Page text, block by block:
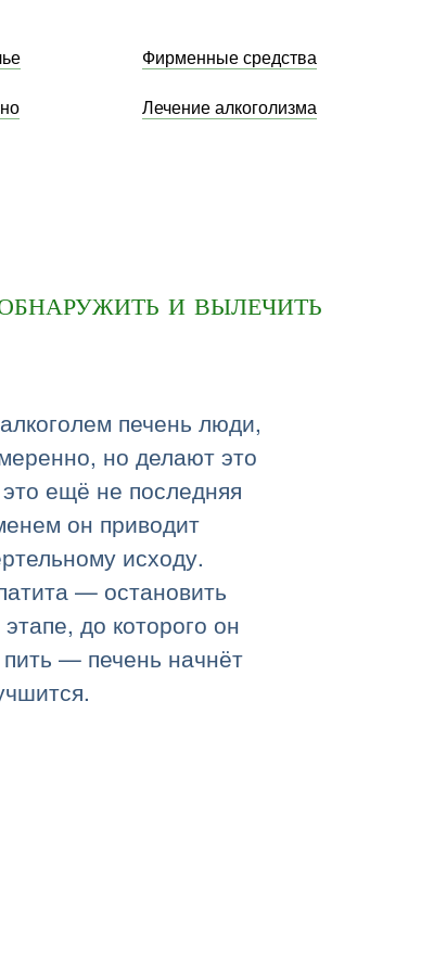
Фирменные средства
Лечение алкоголизма
и вылечить
печень люди,
но делают это
ещё не последняя
он приводит
исходу.
— остановить
до которого он
— печень начнёт